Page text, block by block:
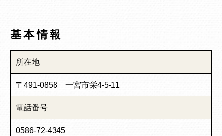
基本情報
所在地
〒491-0858 一宮市栄4-5-11
電話番号
0586-72-4345